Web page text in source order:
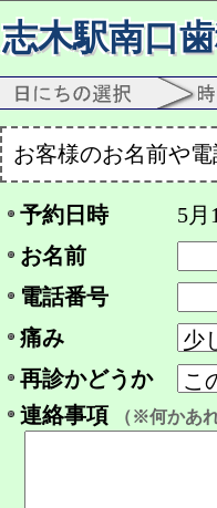
志木駅南口
お客様のお名前や
予約日時 5月
お名前
電話番号
痛み
再診かどうか
連絡事項
（※何かあ